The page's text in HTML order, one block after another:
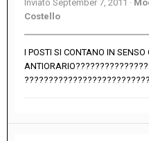
Inviato September 7, 2011 ·
Costello
I POSTI SI CONTANO IN SENSO